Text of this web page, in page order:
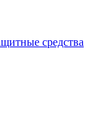
средства